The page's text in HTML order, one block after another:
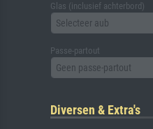
Glas (inclusief achterbord)
Selecteer aub
Passe-partout
Geen passe-partout
Diversen & Extra's